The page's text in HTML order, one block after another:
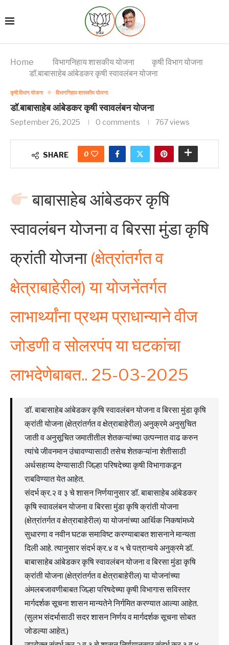
Home विभागनिहाय शासकीय योजना
कृषी विभाग योजना
डॉ.बाबासाहेब आंबेडकर कृषी स्वावलंबन योजना
कृषी विभाग योजना विभागनिहाय शासकीय योजना
डॉ.बाबासाहेब आंबेडकर कृषी स्वावलंबन योजना
September 26, 2025 0 comments 767views
SHARE 0
बाबासाहेब आंबेडकर कृषि
स्वावलंबन योजना व बिरसा मुंडा कृषि
क्रांती योजना (क्षेत्रांतर्गत व
क्षेत्राबाहेरील) या योजनेंतर्गत
लाभार्थ्यांना प्रथम प्राधान्याने वीज
जोडणी व सोलरपंप या घटकांचा
लाभदेणेबाबत.. 25-03-2025
डॉ. बाबासाहेब आंबेडकर कृषि स्वावलंबन योजना व बिरसा मुंडा कृषि
क्रांती योजना (क्षेत्रांतर्गत व क्षेत्राबाहेरील) अनुक्रमे अनुसुचित
जाती व अनुसूचित जमातीतील शेतकऱ्यांच्या उत्पन्नात वाढ करुन
त्यांचे जीवनमान उंचावण्यासाठी तसेच शेतकऱ्यांना शेतीसाठी
अर्थसहाय्य देण्यासाठी जिल्हा परिषदेच्या कृषी विभागाकडून
राबविण्यात येत आहेत.
संदर्भ क्र.२ व ३ चे शासन निर्णयानुसार डॉ. बाबासाहेब आंबेडकर
कृषि स्वावलंबन योजना व बिरसा मुंडा कृषि क्रांती योजना
(क्षेत्रांतर्गत व क्षेत्राबाहेरील) या योजनांच्या आर्थिक निकषांमध्ये
सुधारणा व नवीन घटक समाविष्ट करण्याबाबत शासनाने मान्यता
दिली आहे. त्यानुसार संदर्भ क्र.४ व ५ चे पत्रान्वये अनुक्रमे डॉ.
बाबासाहेब आंबेडकर कृषि स्वावलंबन योजना व बिरसा मुंडा कृषि
क्रांती योजना (क्षेत्रांतर्गत व क्षेत्राबाहेरील) या योजनांच्या
अंमलबजावणीबाबत जिल्हा परिषदेच्या कृषी विभागास सविस्तर
मार्गदर्शक सूचना शासन मान्यतेने निर्गमित करण्यात आल्या आहेत.
(सुलभ संदर्भासाठी सदर शासन निर्णय व मार्गदर्शक सूचना सोबत
जोडल्या आहेत.)